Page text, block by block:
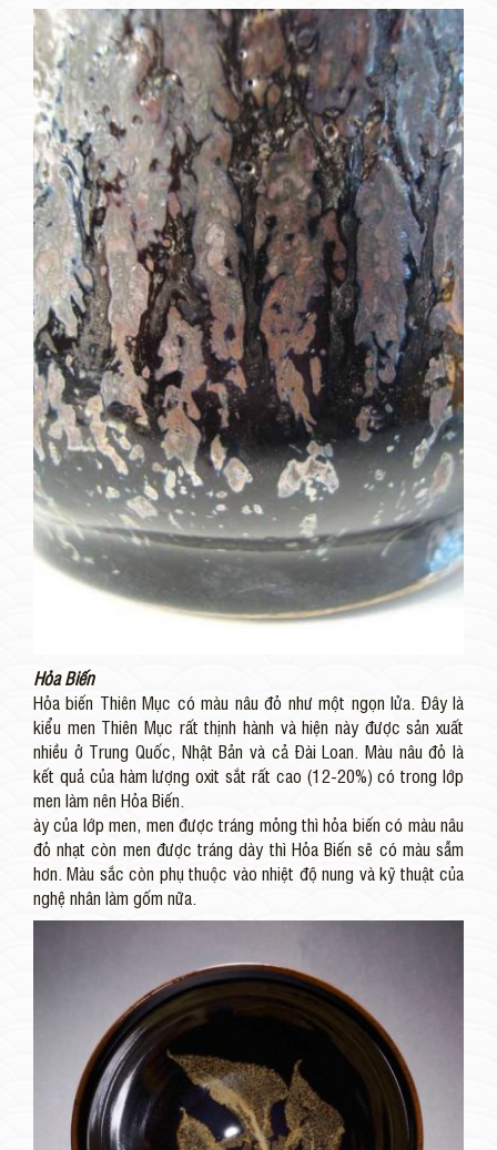
Hỏa Biến
Hỏa biến Thiên Mục có màu nâu đỏ như một ngọn lửa. Đây là
kiểu men Thiên Mục rất thịnh hành và hiện này được sản xuất
nhiều ở Trung Quốc, Nhật Bản và cả Đài Loan. Màu nâu đỏ là
kết quả của hàm lượng oxit sắt rất cao (12-20%) có trong lớp
men làm nên Hỏa Biến.
ày của lớp men, men được tráng mỏng thì hỏa biến có màu nâu
đỏ nhạt còn men được tráng dày thì Hỏa Biến sẽ có màu sẫm
hơn. Màu sắc còn phụ thuộc vào nhiệt độ nung và kỹ thuật của
nghệ nhân làm gốm nữa.